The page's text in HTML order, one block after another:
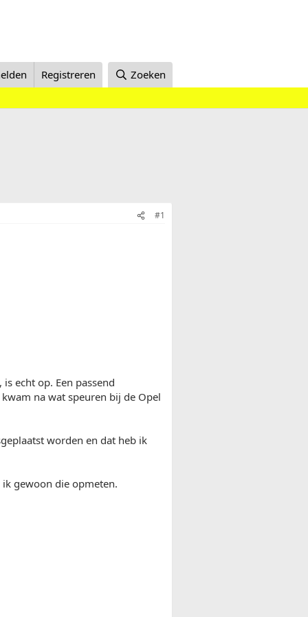
Registreren Zoeken
#1
echt op. Een passend
na wat speuren bij de Opel
worden en dat heb ik
gewoon die opmeten.